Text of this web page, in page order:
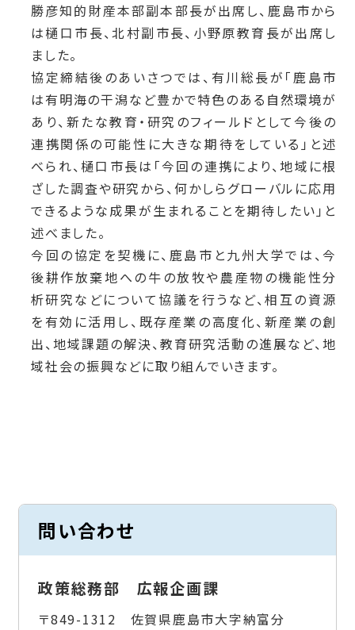
勝彦知的財産本部副本部長が出席し、鹿島市から
は樋口市長、北村副市長、小野原教育長が出席し
ました。
協定締結後のあいさつでは、有川総長が「鹿島市
は有明海の干潟など豊かで特色のある自然環境が
あり、新たな教育・研究のフィールドとして今後の
連携関係の可能性に大きな期待をしている」と述
べられ、樋口市長は「今回の連携により、地域に根
ざした調査や研究から、何かしらグローバルに応用
できるような成果が生まれることを期待したい」と
述べました。
今回の協定を契機に、鹿島市と九州大学では、今
後耕作放棄地への牛の放牧や農産物の機能性分
析研究などについて協議を行うなど、相互の資源
を有効に活用し、既存産業の高度化、新産業の創
出、地域課題の解決、教育研究活動の進展など、地
域社会の振興などに取り組んでいきます。
問い合わせ
政策総務部 広報企画課
〒849-1312 佐賀県鹿島市大字納富分